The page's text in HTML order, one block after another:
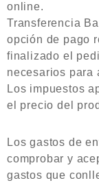
online.
Transferencia
opción de pago
finalizado el
necesarios para
Los impuestos
el precio del
Los gastos de
comprobar y
gastos que